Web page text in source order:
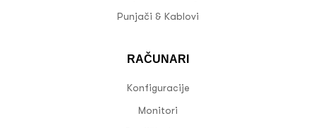
Punjači & Kablovi
RAČUNARI
Konfiguracije
Monitori